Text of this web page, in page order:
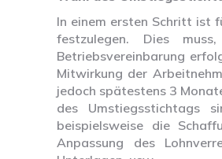
In einem ersten Schritt ist
festzulegen. Dies
Betriebsvereinbarung
Mitwirkung der
jedoch spätestens 3
des Umstiegsstichtags
beispielsweise die
Anpassung des